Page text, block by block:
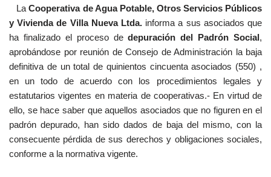
LaCooperativa de Agua Potable, Otros Servicios Públicos
y Vivienda de Villa Nueva Ltda. informa a sus asociados que
ha finalizado el proceso dedepuración del Padrón Social,
aprobándose por reunión de Consejo de Administración la baja
definitiva de un total de quinientos cincuenta asociados (550) ,
en un todo de acuerdo con los procedimientos legales y
estatutarios vigentes en materia de cooperativas.- En virtud de
ello, se hace saber que aquellos asociados que no figuren en el
padrón depurado, han sido dados de baja del mismo, con la
consecuente pérdida de sus derechos y obligaciones sociales,
conforme a la normativa vigente.